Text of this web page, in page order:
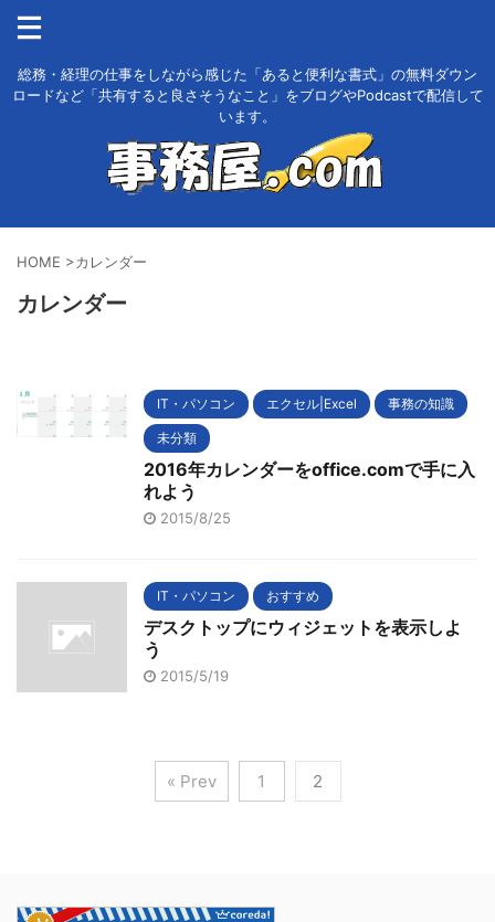
総務・経理の仕事をしながら感じた「あると便利な書式」の無料ダウン
ロードなど「共有すると良さそうなこと」をブログやPodcastで配信して
います。
HOME >カレンダー
カレンダー
IT・パソコン エクセル|Excel 事務の知識
未分類
2016年カレンダーをoffice.comで手に入
れよう
2015/8/25
IT・パソコン おすすめ
デスクトップにウィジェットを表示しよ
う
2015/5/19
« Prev 1 2